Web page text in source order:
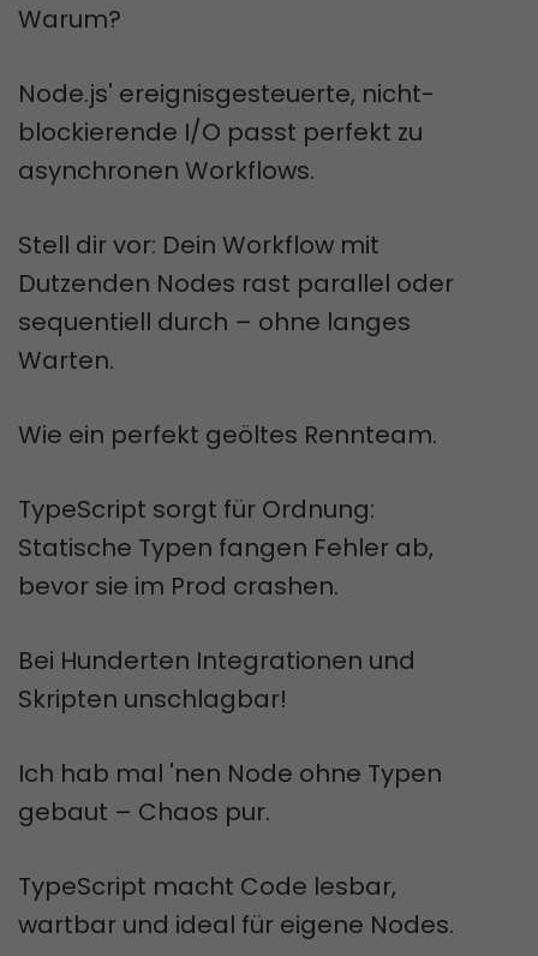
Warum?
Node.js' ereignisgesteuerte, nicht-
blockierende I/O passt perfekt zu
asynchronen Workflows.
Stell dir vor: Dein Workflow mit
Dutzenden Nodes rast parallel oder
sequentiell durch – ohne langes
Warten.
Wie ein perfekt geöltes Rennteam.
TypeScript sorgt für Ordnung:
Statische Typen fangen Fehler ab,
bevor sie im Prod crashen.
Bei Hunderten Integrationen und
Skripten unschlagbar!
Ich hab mal 'nen Node ohne Typen
gebaut – Chaos pur.
TypeScript macht Code lesbar,
wartbar und ideal für eigene Nodes.